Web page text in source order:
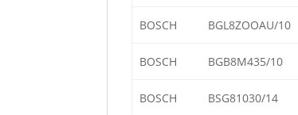
BOSCH BGL8ZOOAU/10
BOSCH BGB8M435/10
BOSCH BSG81030/14